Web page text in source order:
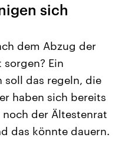
USA
Aktuelle Beiträge,
Hintergründe
Wirtschaftlich und
gehören die Vereinigten
sich
dem Abzug der
Ein
soll das regeln, die
haben sich bereits
der Ältestenrat
das könnte dauern.